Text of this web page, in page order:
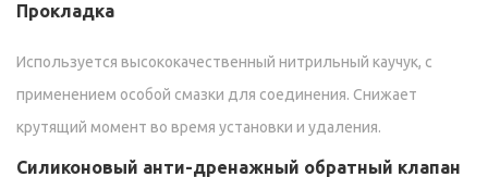
Прокладка
Используется высококачественный нитрильный каучук, с
применением особой смазки для соединения. Снижает
крутящий момент во время установки и удаления.
Силиконовый анти-дренажный обратный клапан